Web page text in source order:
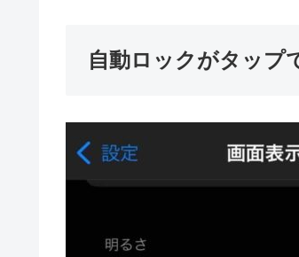
自動ロックがタップ